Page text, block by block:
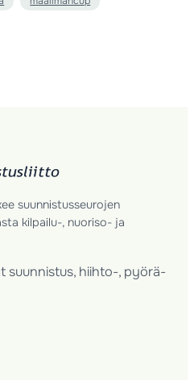
suunnistusseurojen
kilpailu-, nuoriso- ja
suunnistus, hiihto-, pyörä-